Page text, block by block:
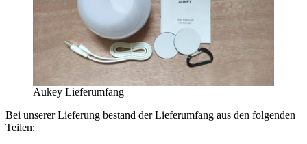
Aukey Lieferumfang
Bei unserer Lieferung bestand der Lieferumfang aus den folgenden
Teilen: